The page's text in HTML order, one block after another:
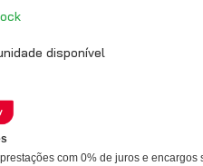
disponível
com 0% de juros e encargos